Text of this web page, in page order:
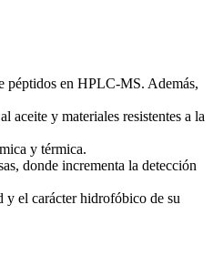
péptidos en HPLC-MS. Además,
aceite y materiales resistentes a la
y térmica.
donde incrementa la detección
y el carácter hidrofóbico de su